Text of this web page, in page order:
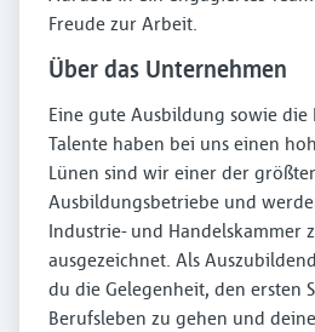
Freude zur Arbeit.
Über das Unternehmen
Eine gute Ausbildung sowie
Talente haben bei uns einen
Lünen sind wir einer der
Ausbildungsbetriebe und
Industrie- und Handelskammer
ausgezeichnet. Als
du die Gelegenheit, den ersten
Berufsleben zu gehen und